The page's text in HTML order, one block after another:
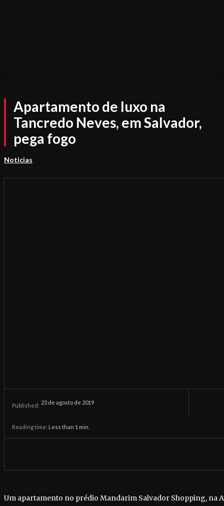
Apartamento de luxo na
Tancredo Neves, em Salvador,
pega fogo
Noticias
Published: 23 de agosto de 2019
Reading time: Less than 1 min.
Um apartamento no prédio Mandarim Salvador Shopping, na